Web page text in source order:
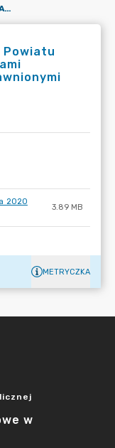
ROCZNY PROGRAM WSPÓŁPRACY POWIATU ZGORZELECKIEGO Z ORGANIZACJAMI POZARZĄDOWYMI I INNYMI UPRAWNIONYMI PODMIOTAMI W ROKU 2020
Powiatu
2020
3.89 MB
METRYCZKA
w